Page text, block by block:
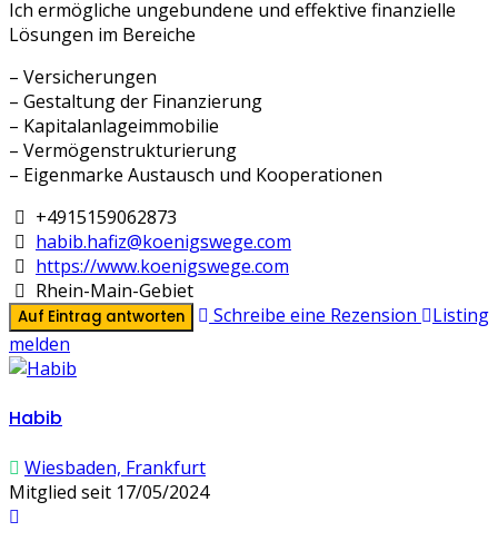
Ich ermögliche ungebundene und effektive finanzielle
Lösungen im Bereiche
– Versicherungen
– Gestaltung der Finanzierung
– Kapitalanlageimmobilie
– Vermögenstrukturierung
– Eigenmarke Austausch und Kooperationen
+4915159062873
habib.hafiz@koenigswege.com
https://www.koenigswege.com
Rhein-Main-Gebiet
Auf Eintrag antworten Schreibe eine Rezension
Listing
melden
Habib
Wiesbaden, Frankfurt
Mitglied seit 17/05/2024